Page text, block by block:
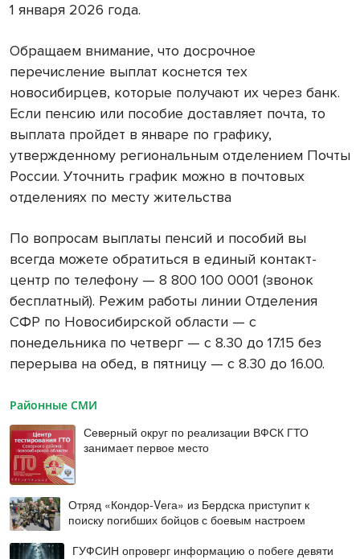
1 января 2026 года.
Обращаем внимание, что досрочное
перечисление выплат коснется тех
новосибирцев, которые получают их через банк.
Если пенсию или пособие доставляет почта, то
выплата пройдет в январе по графику,
утвержденному региональным отделением Почты
России. Уточнить график можно в почтовых
отделениях по месту жительства
По вопросам выплаты пенсий и пособий вы
всегда можете обратиться в единый контакт-
центр по телефону — 8 800 100 0001 (звонок
бесплатный). Режим работы линии Отделения
СФР по Новосибирской области — с
понедельника по четверг — с 8.30 до 17.15 без
перерыва на обед, в пятницу — с 8.30 до 16.00.
Районные СМИ
Северный округ по реализации ВФСК ГТО
занимает первое место
Отряд «Кондор-Vега» из Бердска приступит к
поиску погибших бойцов с боевым настроем
ГУФСИН опроверг информацию о побеге девяти